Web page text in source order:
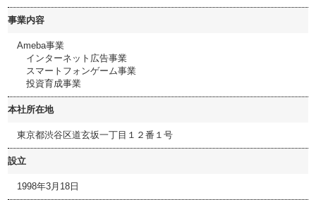
事業内容
Ameba事業
インターネット広告事業
スマートフォンゲーム事業
投資育成事業
本社所在地
東京都渋谷区道玄坂一丁目１２番１号
設立
1998年3月18日